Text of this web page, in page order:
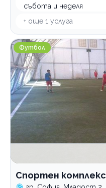
събота и неделя
+ още 1 услуга
Спортен комплекс
Футбол
Спортен
Танци
Фитнес
Гимнастика
Катерене
Спортни лагери и
Спортна стрелба
Плуване
Тенис на корт
Зимни спортове
По домовете